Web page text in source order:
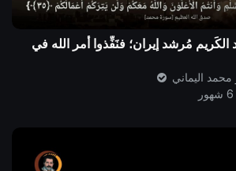
الكَريم مُرشد إيران؛ فنَفِّذوا أمر الله في
محمد اليماني